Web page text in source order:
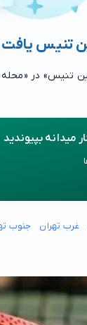
تنیس
«محله 15 خرداد» یافت نشد.
میدانه بپیوندید
غرب تهران جنوب